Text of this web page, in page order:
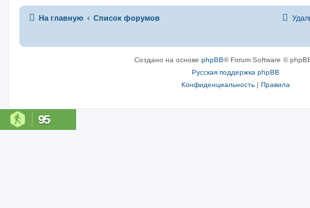
На главную Список форумов
Создано на основе phpBB® Forum Software ©
Русская поддержка phpBB
Конфиденциальность | Правила
95